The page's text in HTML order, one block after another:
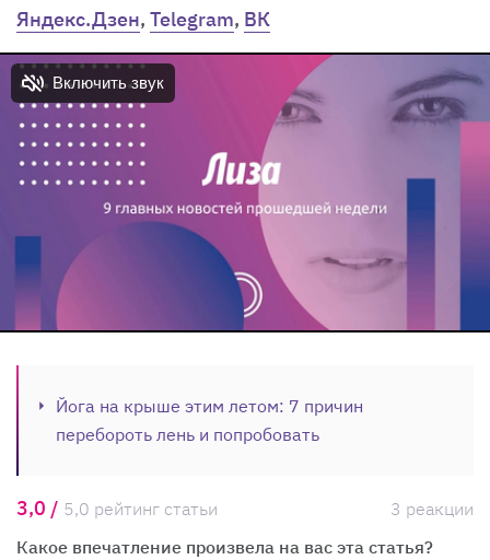
Яндекс.Дзен, Telegram, ВК
Йога на крыше этим летом: 7 причин
перебороть лень и попробовать
3,0 / 5,0 рейтинг статьи
3 реакции
Какое впечатление произвела на вас эта статья?